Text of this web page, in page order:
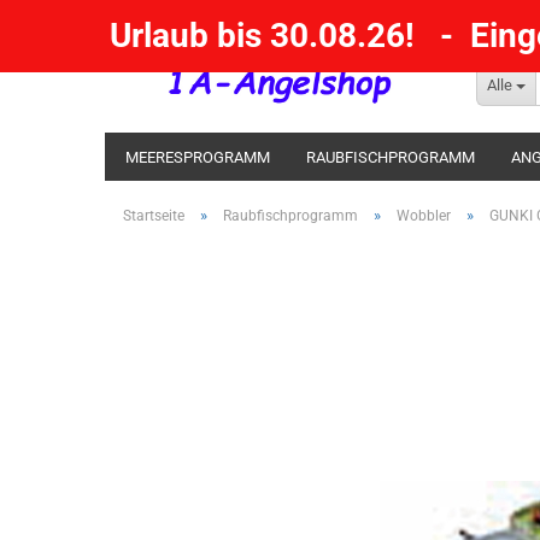
Alle
Urlaub bis 30.08.26! -
MEERESPROGRAMM RAUBFISCHPROGRAMM
KESCHER / SENKE / GAFF POSEN SBIRULINOS
Startseite » Raubfischprogramm » Wobbler » GUNKI